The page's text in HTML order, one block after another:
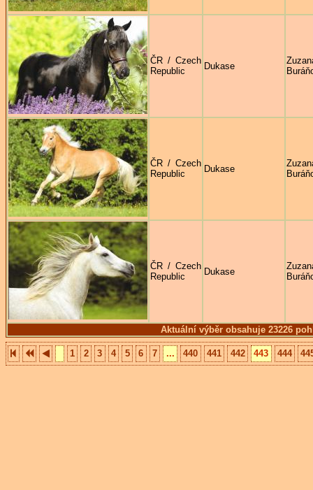
Aktuální výběr obsahuje 23226
ČR / Czech
Republic
Dukase
ČR / Czech
Republic
Dukase
ČR / Czech
Republic
Dukase
1 2 3 4 5 6 7 ... 440 441 442 443 444